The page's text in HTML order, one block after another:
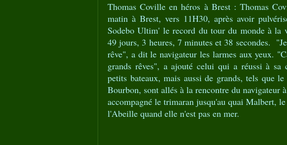
Thomas Coville en héros à Brest : Thomas
matin à Brest, vers 11H30, après avoir
Sodebo Ultim' le record du tour du monde à la
49 jours, 3 heures, 7 minutes et 38 secondes.
rêve", a dit le navigateur les larmes aux yeux.
grands rêves", a ajouté celui qui a réussi à sa
petits bateaux, mais aussi de grands, tels que
Bourbon, sont allés à la rencontre du navigateur
accompagné le trimaran jusqu'au quai Malbert,
l'Abeille quand elle n'est pas en mer.